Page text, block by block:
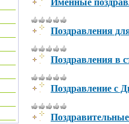
Поздравления
Поздравления в
Поздравление с